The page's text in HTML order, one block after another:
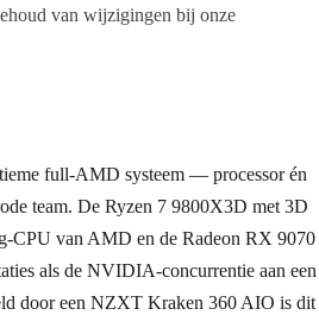
van wijzigingen bij onze
full-AMD systeem — processor én
team. De Ryzen 7 9800X3D met 3D
CPU van AMD en de Radeon RX 9070
als de NVIDIA-concurrentie aan een
door een NZXT Kraken 360 AIO is dit